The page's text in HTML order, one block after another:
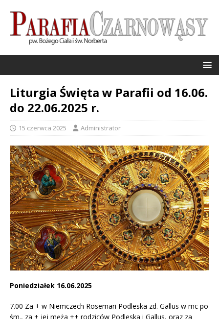
Liturgia Święta w Parafii od 16.06.
do 22.06.2025 r.
15 czerwca 2025 Administrator
Poniedziałek 16.06.2025
7.00 Za + w Niemczech Rosemari Podleska zd. Gallus w mc po
śm., za + jej męża ++ rodziców Podleska i Gallus, oraz za